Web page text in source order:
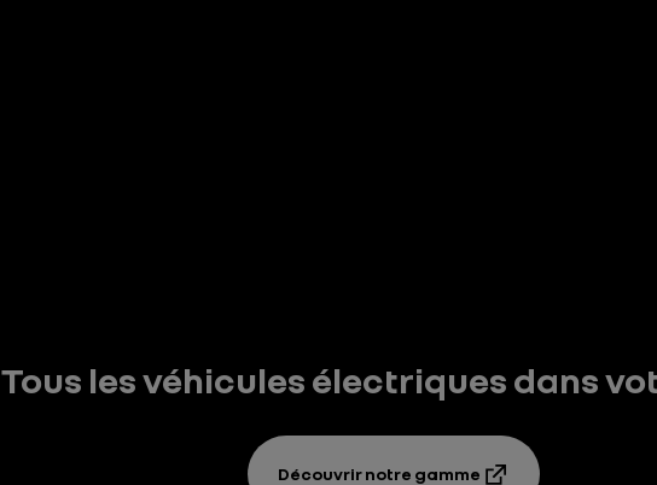
Tous les véhicules électriques dans
Découvrir notre gamme